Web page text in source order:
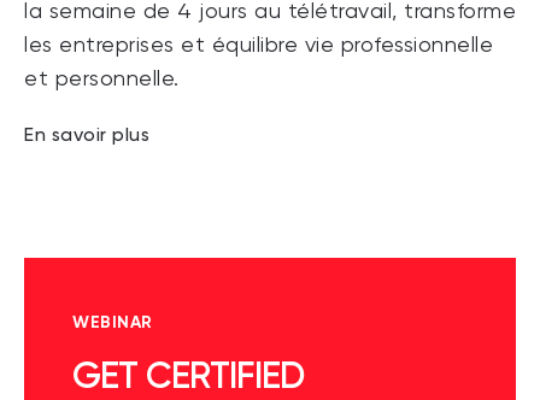
la semaine de 4 jours au télétravail, transforme
les entreprises et équilibre vie professionnelle
et personnelle.
En savoir plus
WEBINAR
GET CERTIFIED